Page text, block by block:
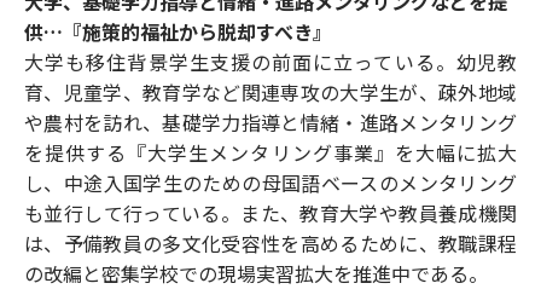
供…『施策的福祉から脱却すべき』
大学も移住背景学生支援の前面に立っている。幼児教
育、児童学、教育学など関連専攻の大学生が、疎外地域
や農村を訪れ、基礎学力指導と情緒・進路メンタリング
を提供する『大学生メンタリング事業』を大幅に拡大
し、中途入国学生のための母国語ベースのメンタリング
も並行して行っている。また、教育大学や教員養成機関
は、予備教員の多文化受容性を高めるために、教職課程
の改編と密集学校での現場実習拡大を推進中である。